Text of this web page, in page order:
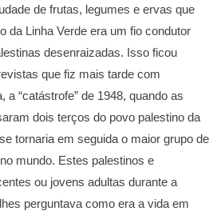
de frutas, legumes e ervas que
da Linha Verde era um fio condutor
desenraizadas. Isso ficou
que fiz mais tarde com
a “catástrofe” de 1948, quando as
dois terços do povo palestino da
tornaria em seguida o maior grupo de
mundo. Estes palestinos e
ou jovens adultas durante a
perguntava como era a vida em